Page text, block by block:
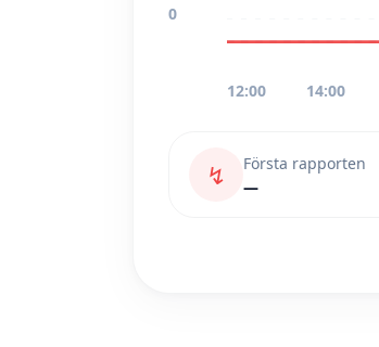
0
12:00 14:00
↯
Första rapporten
—